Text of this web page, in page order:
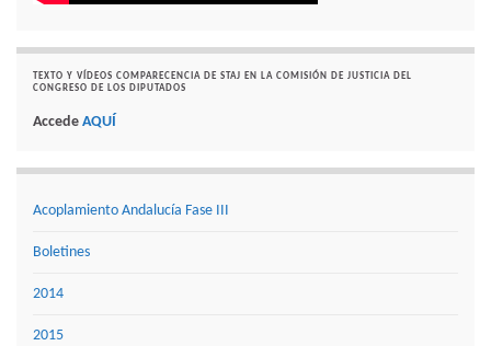
TEXTO Y VÍDEOS COMPARECENCIA DE STAJ EN LA COMISIÓN DE JUSTICIA DEL
CONGRESO DE LOS DIPUTADOS
Accede AQUÍ
Acoplamiento Andalucía Fase III
Boletines
2014
2015